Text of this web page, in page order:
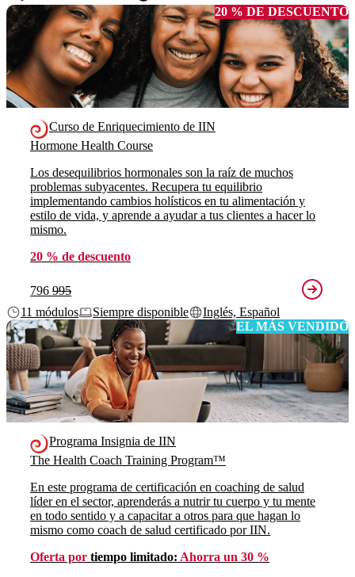
20 % DE DESCUENTO
Curso de Enriquecimiento de IIN
Hormone Health Course
Los desequilibrios hormonales son la raíz de muchos
problemas subyacentes. Recupera tu equilibrio
implementando cambios holísticos en tu alimentación y
estilo de vida, y aprende a ayudar a tus clientes a hacer lo
mismo.
20 % de descuento
796 995
11 módulos
Siempre disponible
Inglés, Español
EL MÁS VENDIDO
Programa Insignia de IIN
The Health Coach Training Program™
En este programa de certificación en coaching de salud
líder en el sector, aprenderás a nutrir tu cuerpo y tu mente
en todo sentido y a capacitar a otros para que hagan lo
mismo como coach de salud certificado por IIN.
Oferta por tiempo limitado: Ahorra un 30 %